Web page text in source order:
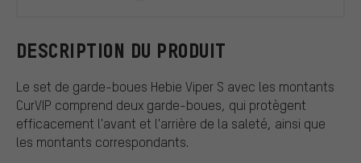
DESCRIPTION DU PRODUIT
Le set de garde-boues Hebie Viper S avec les montants
CurVIP comprend deux garde-boues, qui protègent
efficacement l'avant et l'arrière de la saleté, ainsi que
les montants correspondants.